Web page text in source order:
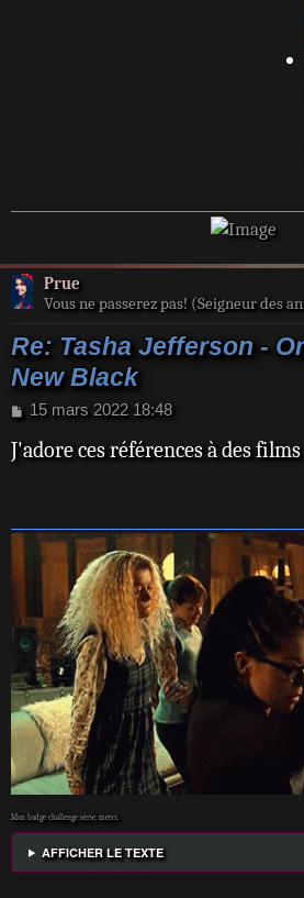
Prue
Vous ne passerez pas! (Seigneur des
Re: Tasha Jefferson -
New Black
M
s
e
15 mars 2022 18:48
J'adore ces références à des
Mon badge challenge série, merci.
AFFICHER LE TEXTE